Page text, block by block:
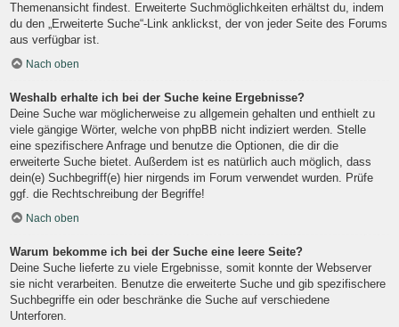
Themenansicht findest. Erweiterte Suchmöglichkeiten erhältst du, indem
du den „Erweiterte Suche“-Link anklickst, der von jeder Seite des Forums
aus verfügbar ist.
Nach oben
Weshalb erhalte ich bei der Suche keine Ergebnisse?
Deine Suche war möglicherweise zu allgemein gehalten und enthielt zu
viele gängige Wörter, welche von phpBB nicht indiziert werden. Stelle
eine spezifischere Anfrage und benutze die Optionen, die dir die
erweiterte Suche bietet. Außerdem ist es natürlich auch möglich, dass
dein(e) Suchbegriff(e) hier nirgends im Forum verwendet wurden. Prüfe
ggf. die Rechtschreibung der Begriffe!
Nach oben
Warum bekomme ich bei der Suche eine leere Seite?
Deine Suche lieferte zu viele Ergebnisse, somit konnte der Webserver
sie nicht verarbeiten. Benutze die erweiterte Suche und gib spezifischere
Suchbegriffe ein oder beschränke die Suche auf verschiedene
Unterforen.